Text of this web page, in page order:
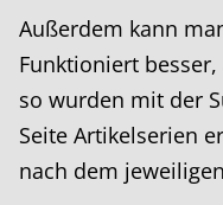
Außerdem kann
Funktioniert
so wurden mit der
Seite Artikelserien
nach dem